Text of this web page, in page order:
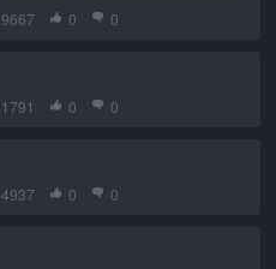
9667 0 0
1791 0 0
4937 0 0